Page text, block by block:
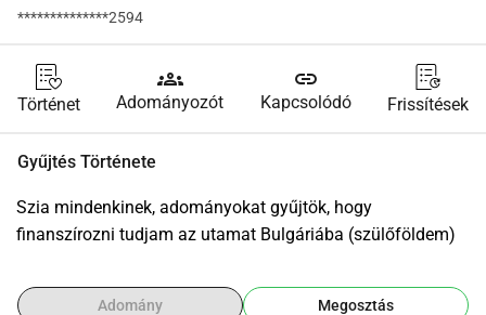
**************2594
Történet
groups
Adományozót
link
Kapcsolódó Frissítések
Gyűjtés Története
Szia mindenkinek, adományokat gyűjtök, hogy
finanszírozni tudjam az utamat Bulgáriába (szülőföldem)
Adomány Megosztás